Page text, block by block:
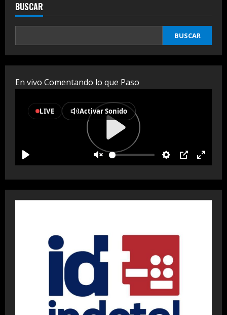
BUSCAR
BUSCAR
En vivo Comentando lo que Paso